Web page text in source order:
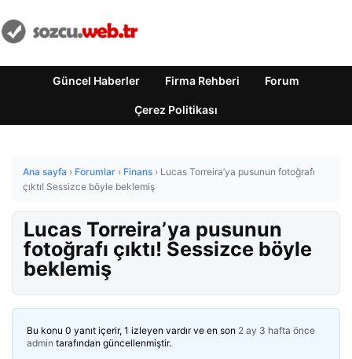
Güncel Haberler Firma Rehberi Forum
Çerez Politikası
Ana sayfa › Forumlar › Finans › Lucas Torreira’ya pusunun fotoğrafı
çıktı! Sessizce böyle beklemiş
Lucas Torreira’ya pusunun
fotoğrafı çıktı! Sessizce böyle
beklemiş
Bu konu 0 yanıt içerir, 1 izleyen vardır ve en son 2 ay 3 hafta önce
admin tarafından güncellenmiştir.